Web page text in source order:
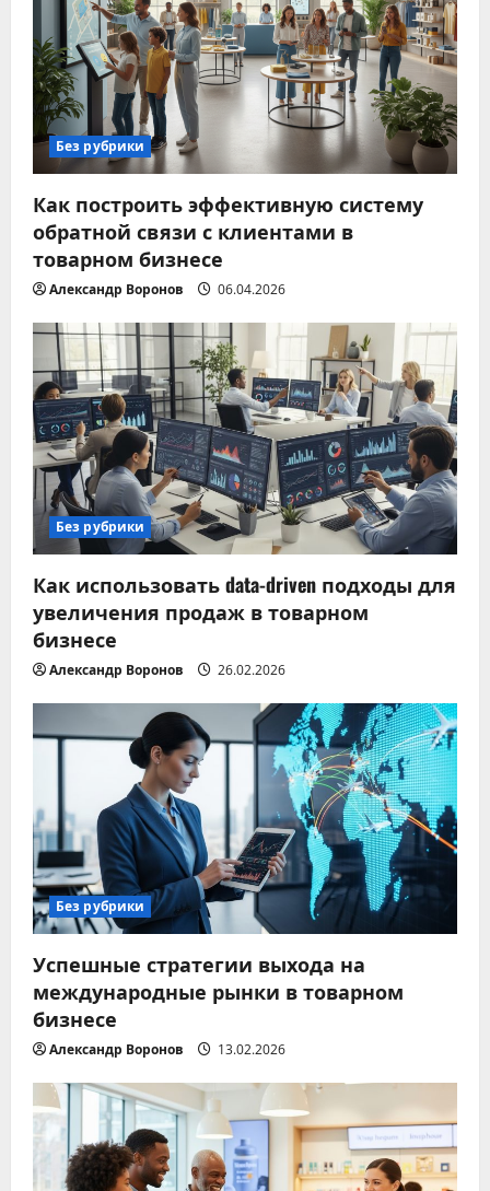
Без рубрики
Как построить эффективную систему
обратной связи с клиентами в
товарном бизнесе
Александр Воронов 06.04.2026
Без рубрики
Как использовать data-driven подходы для
увеличения продаж в товарном
бизнесе
Александр Воронов 26.02.2026
Без рубрики
Успешные стратегии выхода на
международные рынки в товарном
бизнесе
Александр Воронов 13.02.2026